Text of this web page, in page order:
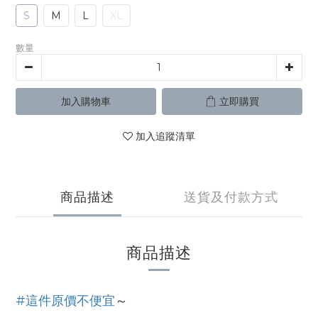
S M L XL
數量
加入購物車 立即購買
加入追蹤清單
商品描述 送貨及付款方式
商品描述
#這件原價不便宜～